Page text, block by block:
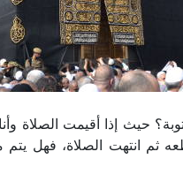
حيث إذا أقيمت الصلاة
ثم انتهت الصلاة، فهل